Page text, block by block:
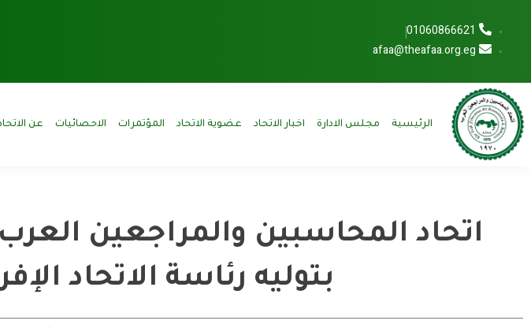
01060866621
afaa@theafaa.org.eg
الرئيسية مجلس الادارة اخبار الاتحاد عضوية الاتحاد المؤتمرات الاحصائيات عن
اتحاد المحاسبين والمراجعين
بتوليه رئاسة الاتحاد